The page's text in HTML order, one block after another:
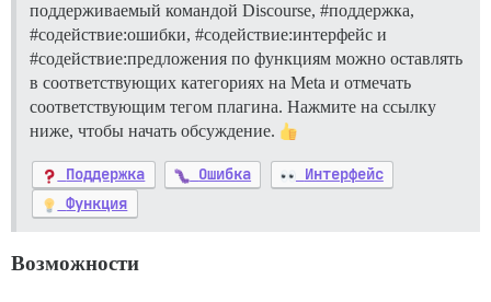
поддерживаемый командой Discourse, #поддержка,
#содействие:ошибки, #содействие:интерфейс и
#содействие:предложения по функциям можно оставлять
в соответствующих категориях на Meta и отмечать
соответствующим тегом плагина. Нажмите на ссылку
ниже, чтобы начать обсуждение.
Поддержка Ошибка
Интерфейс
Функция
Возможности